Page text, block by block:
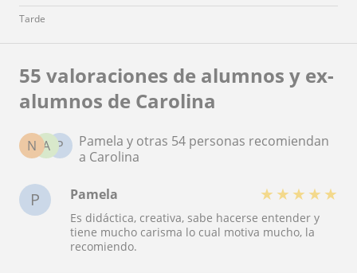
Tarde
55 valoraciones de alumnos y ex-
alumnos de Carolina
P
A
N
Pamela y otras 54 personas recomiendan
a Carolina
P Pamela ★ ★ ★ ★ ★
Es didáctica, creativa, sabe hacerse entender y
tiene mucho carisma lo cual motiva mucho, la
recomiendo.